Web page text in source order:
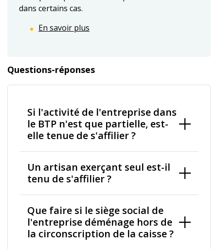
dans certains cas.
En savoir plus
Questions-réponses
Si l'activité de l'entreprise dans
le BTP n'est que partielle, est-
elle tenue de s'affilier ?
Un artisan exerçant seul est-il
tenu de s'affilier ?
Que faire si le siège social de
l'entreprise déménage hors de
la circonscription de la caisse ?